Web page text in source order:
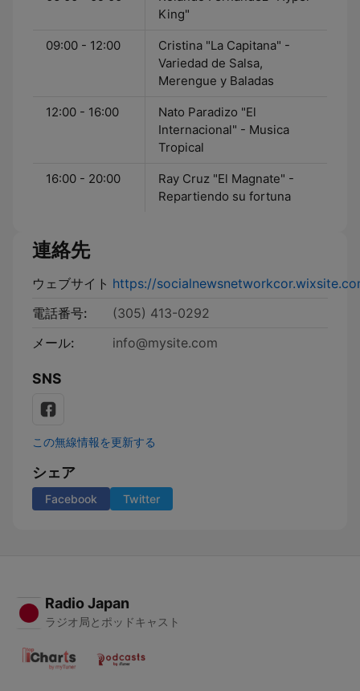
King"
09:00 - 12:00
Cristina "La Capitana" -
Variedad de Salsa,
Merengue y Baladas
12:00 - 16:00
Nato Paradizo "El
Internacional" - Musica
Tropical
16:00 - 20:00
Ray Cruz "El Magnate" -
Repartiendo su fortuna
連絡先
ウェブサイト https://
電話番号:
(305) 413-0292
メール:
info@mysite.com
SNS
この無線情報を更新する
シェア
Facebook Twitter
Radio Japan
ラジオ局とポッドキャスト